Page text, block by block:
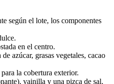
según el lote, los componentes
en el centro.
azúcar, grasas vegetales, cacao
la cobertura exterior.
vainilla y una pizca de sal.